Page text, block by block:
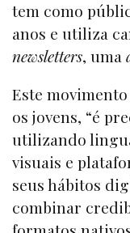
tem como
anos e utiliza
newsletters, uma
Este
os jovens, “é
utilizando
visuais e
seus hábitos
combinar